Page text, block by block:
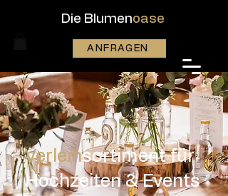
Die Blumenoase
ANFRAGEN
Verleihsortiment für
Hochzeiten & Events